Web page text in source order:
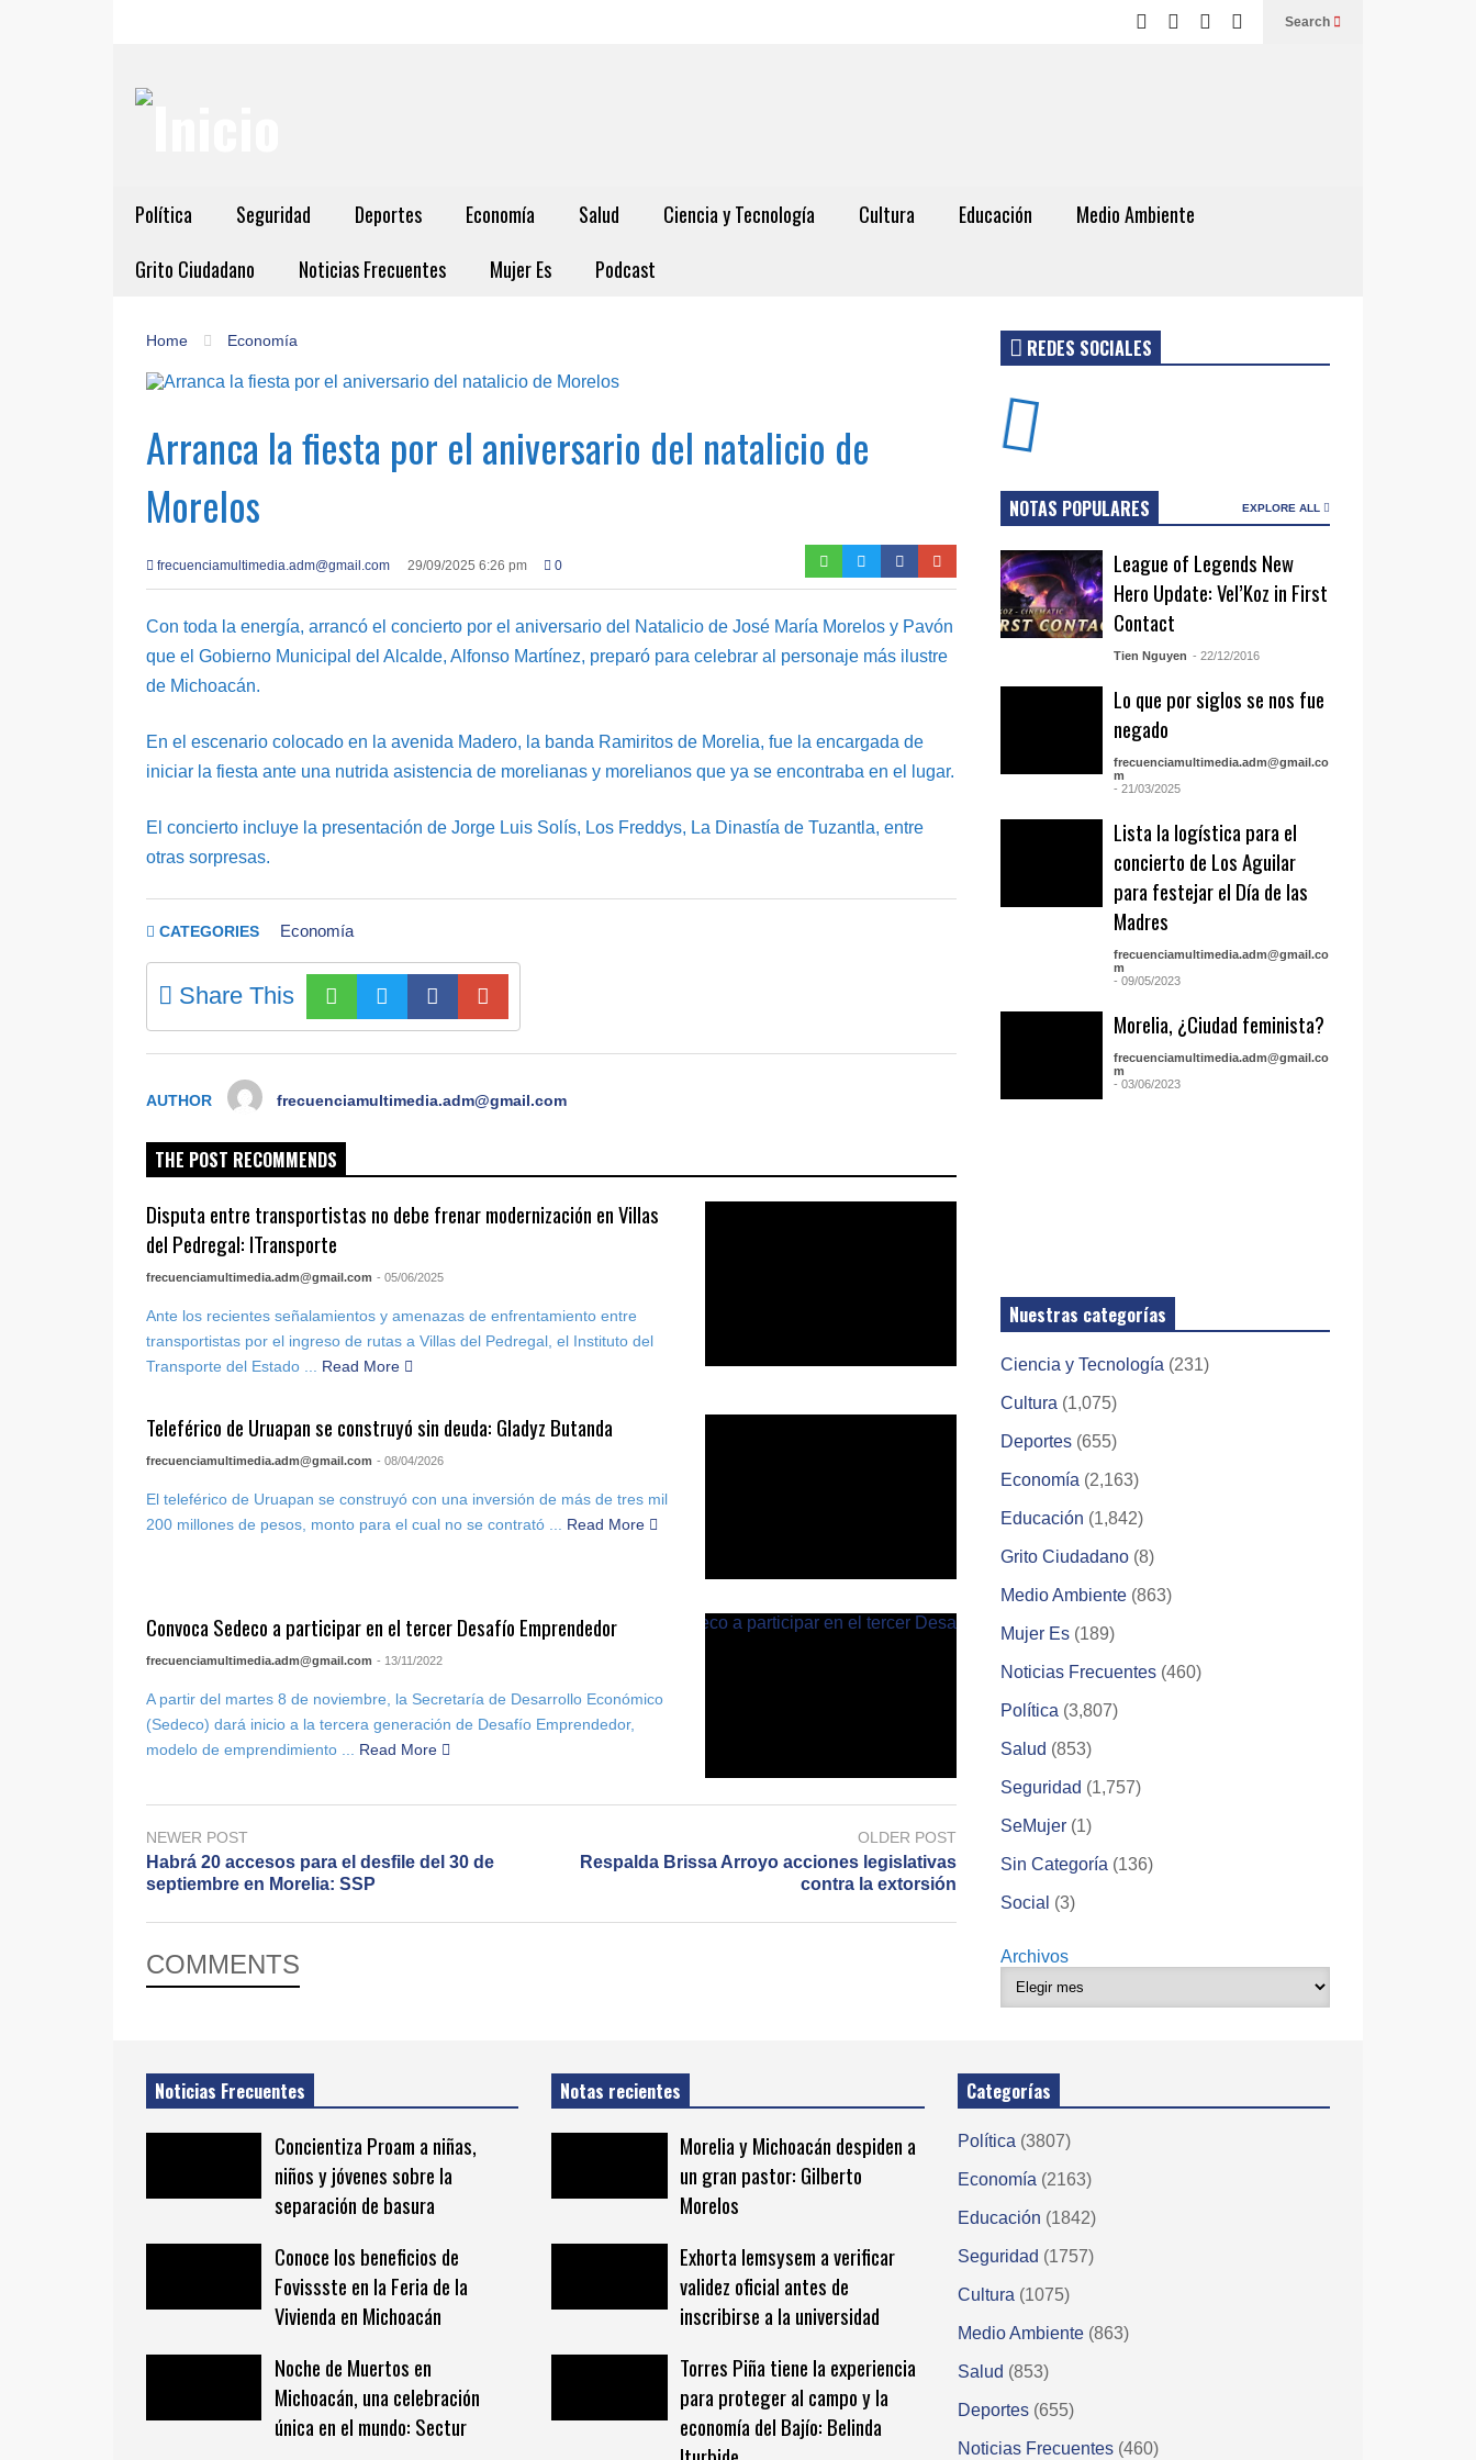
Search
Política Seguridad Deportes Economía Salud Ciencia y Tecnología Cultura Educación
Medio Ambiente
Grito Ciudadano
Noticias Frecuentes Mujer Es Podcast
Home Economía
Arranca la fiesta por el aniversario del natalicio de
Morelos
frecuenciamultimedia.adm@gmail.com 29/09/2025 6:26 pm 0
Con toda la energía, arrancó el concierto por el aniversario del Natalicio de José María Morelos y Pavón
que el Gobierno Municipal del Alcalde, Alfonso Martínez, preparó para celebrar al personaje más ilustre
de Michoacán.
En el escenario colocado en la avenida Madero, la banda Ramiritos de Morelia, fue la encargada de
iniciar la fiesta ante una nutrida asistencia de morelianas y morelianos que ya se encontraba en el lugar.
El concierto incluye la presentación de Jorge Luis Solís, Los Freddys, La Dinastía de Tuzantla, entre
otras sorpresas.
CATEGORIES Economía
Share This
AUTHOR frecuenciamultimedia.adm@gmail.com
THE POST RECOMMENDS
Disputa entre transportistas no debe frenar modernización en Villas
del Pedregal: ITransporte
frecuenciamultimedia.adm@gmail.com - 05/06/2025
Ante los recientes señalamientos y amenazas de enfrentamiento entre
transportistas por el ingreso de rutas a Villas del Pedregal, el Instituto del
Transporte del Estado ...
Read More
Teleférico de Uruapan se construyó sin deuda: Gladyz Butanda
frecuenciamultimedia.adm@gmail.com - 08/04/2026
El teleférico de Uruapan se construyó con una inversión de más de tres mil
200 millones de pesos, monto para el cual no se contrató ... Read More
Convoca Sedeco a participar en el tercer Desafío Emprendedor
frecuenciamultimedia.adm@gmail.com - 13/11/2022
A partir del martes 8 de noviembre, la Secretaría de Desarrollo Económico
(Sedeco) dará inicio a la tercera generación de Desafío Emprendedor,
modelo de emprendimiento ...
Read More
NEWER POST
Habrá 20 accesos para el desfile del 30 de
septiembre en Morelia: SSP
OLDER POST
Respalda Brissa Arroyo acciones legislativas
contra la extorsión
COMMENTS
REDES SOCIALES
NOTAS POPULARES EXPLORE ALL
League of Legends New
Hero Update: Vel’Koz in First
Contact
Tien Nguyen - 22/12/2016
Lo que por siglos se nos fue
negado
frecuenciamultimedia.adm@gmail.co
m
- 21/03/2025
Lista la logística para el
concierto de Los Aguilar
para festejar el Día de las
Madres
frecuenciamultimedia.adm@gmail.co
m
- 09/05/2023
Morelia, ¿Ciudad feminista?
frecuenciamultimedia.adm@gmail.co
m
- 03/06/2023
Nuestras categorías
Ciencia y Tecnología (231)
Cultura (1,075)
Deportes (655)
Economía (2,163)
Educación (1,842)
Grito Ciudadano (8)
Medio Ambiente (863)
Mujer Es (189)
Noticias Frecuentes (460)
Política (3,807)
Salud (853)
Seguridad (1,757)
SeMujer (1)
Sin Categoría (136)
Social (3)
Archivos
Noticias Frecuentes
Concientiza Proam a niñas,
niños y jóvenes sobre la
separación de basura
Conoce los beneficios de
Fovissste en la Feria de la
Vivienda en Michoacán
Noche de Muertos en
Michoacán, una celebración
única en el mundo: Sectur
Notas recientes
Morelia y Michoacán despiden a
un gran pastor: Gilberto
Morelos
Exhorta Iemsysem a verificar
validez oficial antes de
inscribirse a la universidad
Torres Piña tiene la experiencia
para proteger al campo y la
economía del Bajío: Belinda
Categorías
Política (3807)
Economía (2163)
Educación (1842)
Seguridad (1757)
Cultura (1075)
Medio Ambiente (863)
Salud (853)
Deportes (655)
Noticias Frecuentes (460)